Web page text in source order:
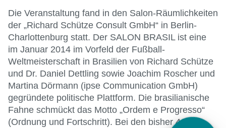
Die Veranstaltung fand in den Salon-Räumlichkeiten
der „Richard Schütze Consult GmbH“ in Berlin-
Charlottenburg statt. Der SALON BRASIL ist eine
im Januar 2014 im Vorfeld der Fußball-
Weltmeisterschaft in Brasilien von Richard Schütze
und Dr. Daniel Dettling sowie Joachim Roscher und
Martina Dörmann (ipse Communication GmbH)
gegründete politische Plattform. Die brasilianische
Fahne schmückt das Motto „Ordem e Progresso“
(Ordnung und Fortschritt). Bei den bisher 41